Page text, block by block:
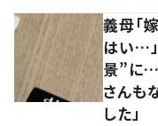
義母「
はい…
景”に…
さんも
した」